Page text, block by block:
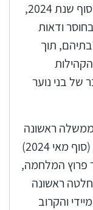
וחודשיים, מפרוץ המלחמה ועד סוף שנת 2024,
ודאות
תוך
של בני נוער
ראשונה
בעניין מענה כולל ליישובי הצפון (סוף מאי 2024)
פרוץ המלחמה,
החלטה ראשונה
והקרוב